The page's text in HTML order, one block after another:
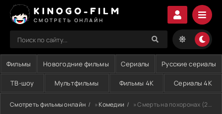
KINOGO-FILM
СМОТРЕТЬ ОНЛАЙН
Фильмы Новогодние фильмы Сериалы Русские сериалы
ТВ-шоу Мультфильмы Фильмы 4K Сериалы 4K
Смотреть фильмы онлайн »Комедии » Смерть на похоронах (2007)